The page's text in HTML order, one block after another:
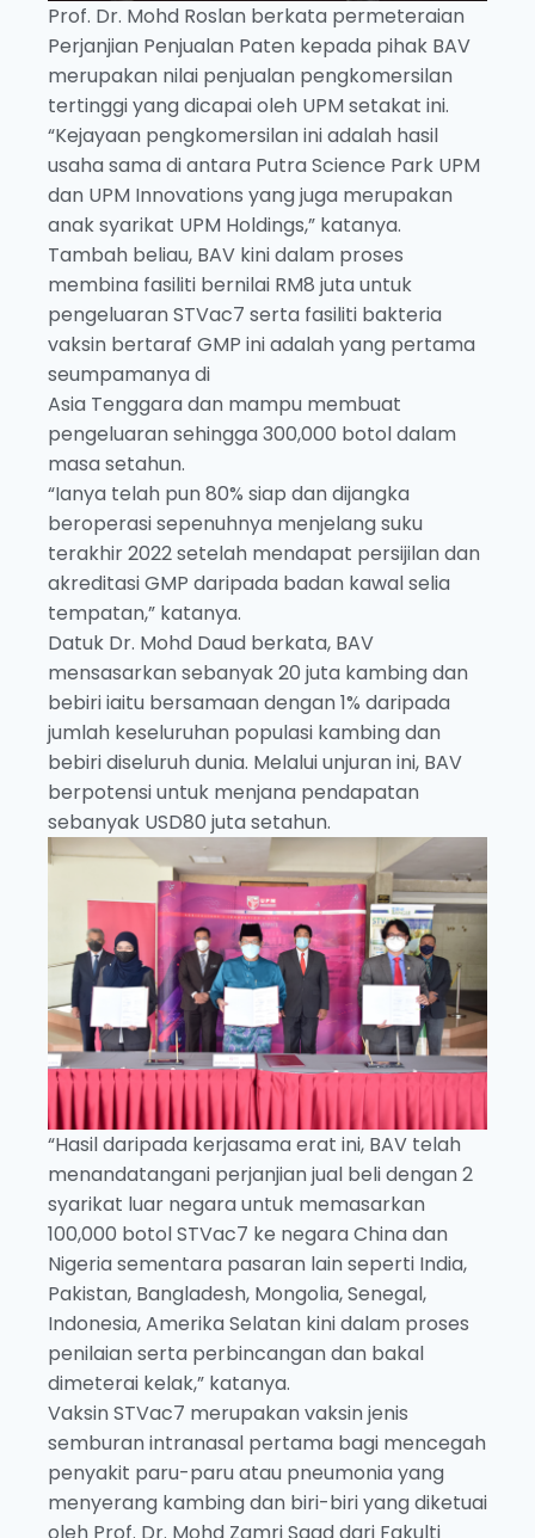
Prof. Dr. Mohd Roslan berkata permeteraian
Perjanjian Penjualan Paten kepada pihak BAV
merupakan nilai penjualan pengkomersilan
tertinggi yang dicapai oleh UPM setakat ini.
“Kejayaan pengkomersilan ini adalah hasil
usaha sama di antara Putra Science Park UPM
dan UPM Innovations yang juga merupakan
anak syarikat UPM Holdings,” katanya.
Tambah beliau, BAV kini dalam proses
membina fasiliti bernilai RM8 juta untuk
pengeluaran STVac7 serta fasiliti bakteria
vaksin bertaraf GMP ini adalah yang pertama
seumpamanya di
Asia Tenggara dan mampu membuat
pengeluaran sehingga 300,000 botol dalam
masa setahun.
“Ianya telah pun 80% siap dan dijangka
beroperasi sepenuhnya menjelang suku
terakhir 2022 setelah mendapat persijilan dan
akreditasi GMP daripada badan kawal selia
tempatan,” katanya.
Datuk Dr. Mohd Daud berkata, BAV
mensasarkan sebanyak 20 juta kambing dan
bebiri iaitu bersamaan dengan 1% daripada
jumlah keseluruhan populasi kambing dan
bebiri diseluruh dunia. Melalui unjuran ini, BAV
berpotensi untuk menjana pendapatan
sebanyak USD80 juta setahun.
“Hasil daripada kerjasama erat ini, BAV telah
menandatangani perjanjian jual beli dengan 2
syarikat luar negara untuk memasarkan
100,000 botol STVac7 ke negara China dan
Nigeria sementara pasaran lain seperti India,
Pakistan, Bangladesh, Mongolia, Senegal,
Indonesia, Amerika Selatan kini dalam proses
penilaian serta perbincangan dan bakal
dimeterai kelak,” katanya.
Vaksin STVac7 merupakan vaksin jenis
semburan intranasal pertama bagi mencegah
penyakit paru-paru atau pneumonia yang
menyerang kambing dan biri-biri yang diketuai